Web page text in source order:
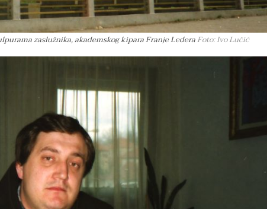
zaslužnika, akademskog kipara Franje LederaFoto: Ivo Lučić